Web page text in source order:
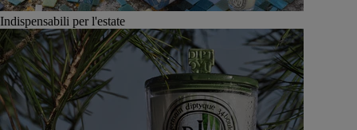
Indispensabili per l'estate